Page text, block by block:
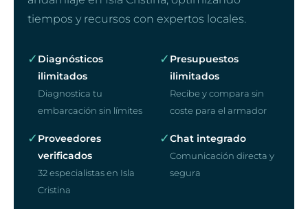
tiempos y recursos con expertos locales.
✓ Diagnósticos
ilimitados
Diagnostica tu
embarcación sin límites
✓ Presupuestos
ilimitados
Recibe y compara sin
coste para el armador
✓ Proveedores
verificados
32 especialistas en Isla
Cristina
✓Chat integrado
Comunicación directa y
segura